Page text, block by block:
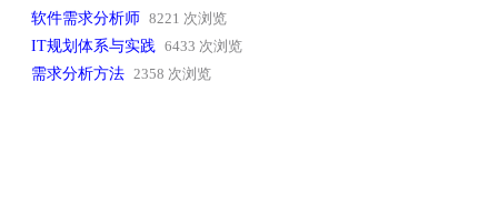
软件需求分析师 8221 次浏览
IT规划体系与实践 6433 次浏览
需求分析方法 2358 次浏览